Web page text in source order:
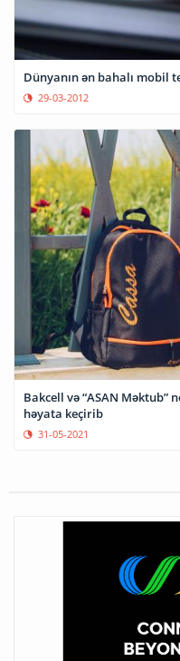
Dünyanın ən bahalı mobil
29-03-2012
Bakcell və “ASAN Məktub”
həyata keçirib
31-05-2021